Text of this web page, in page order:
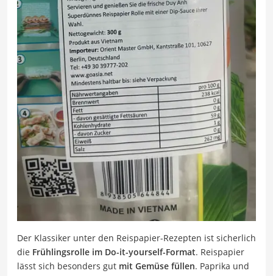
Der Klassiker unter den Reispapier-Rezepten ist sicherlich
die Frühlingsrolle im Do-it-yourself-Format. Reispapier
lässt sich besonders gut mit Gemüse füllen. Paprika und